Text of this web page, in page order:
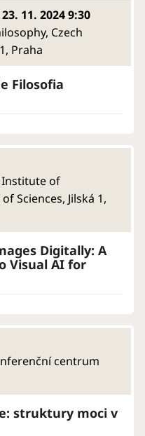
11. 2024 9:30
Czech
Praha
Filosofia
of
Sciences, Jilská 1,
Digitally: A
Visual AI for
centrum
struktury moci v